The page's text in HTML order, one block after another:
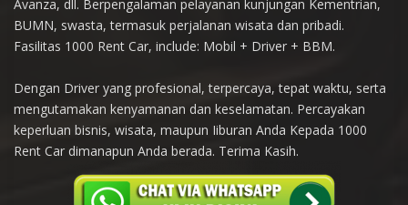
Avanza, dll. Berpengalaman pelayanan kunjungan Kementrian,
BUMN, swasta, termasuk perjalanan wisata dan pribadi.
Fasilitas 1000 Rent Car, include: Mobil + Driver + BBM.
Dengan Driver yang profesional, terpercaya, tepat waktu, serta
mengutamakan kenyamanan dan keselamatan. Percayakan
keperluan bisnis, wisata, maupun Iiburan Anda Kepada 1000
Rent Car dimanapun Anda berada. Terima Kasih.